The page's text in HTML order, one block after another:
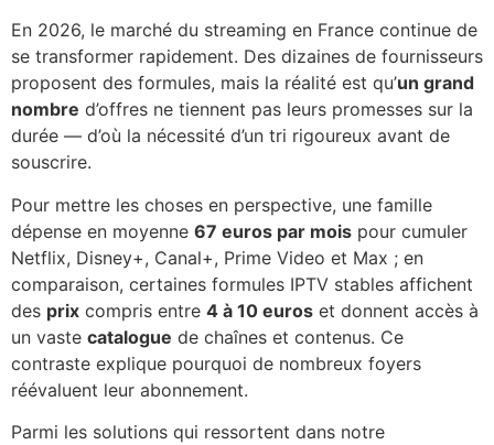
En 2026, le marché du streaming en France continue de
se transformer rapidement. Des dizaines de fournisseurs
proposent des formules, mais la réalité est qu’un grand
nombre d’offres ne tiennent pas leurs promesses sur la
durée — d’où la nécessité d’un tri rigoureux avant de
souscrire.
Pour mettre les choses en perspective, une famille
dépense en moyenne 67 euros par mois pour cumuler
Netflix, Disney+, Canal+, Prime Video et Max ; en
comparaison, certaines formules IPTV stables affichent
des prix compris entre 4 à 10 euros et donnent accès à
un vaste catalogue de chaînes et contenus. Ce
contraste explique pourquoi de nombreux foyers
réévaluent leur abonnement.
Parmi les solutions qui ressortent dans notre